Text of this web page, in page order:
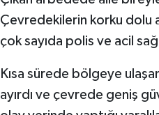
Çevredekilerin korku dolu
çok sayıda polis ve acil
Kısa sürede bölgeye
ayırdı ve çevrede geniş